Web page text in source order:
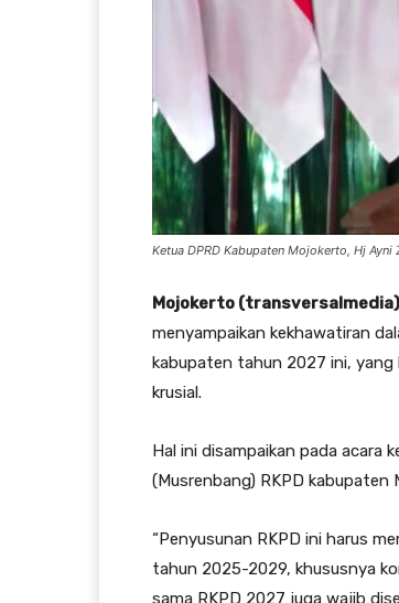
Ketua DPRD Kabupaten Mojokerto, Hj Ayni
Mojokerto
menyampaikan kekhawatiran
kabupaten tahun 2027 ini, yang
krusial.
Hal ini disampaikan pada acara
(Musrenbang) RKPD
“Penyusunan RKPD ini harus
tahun 2025-2029, khususnya
sama RKPD 2027 juga wajib